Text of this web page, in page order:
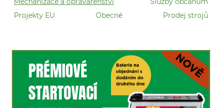
Projekty EU
Obecné Prodej strojů